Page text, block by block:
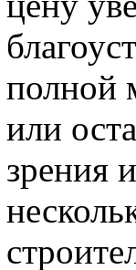
полной
или
зрения